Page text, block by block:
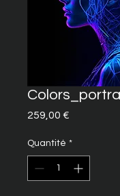
259,00 €
Quantité *